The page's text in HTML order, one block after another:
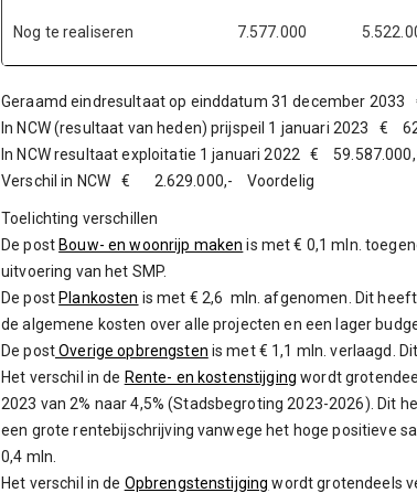
Nog te realiseren 7.577.000
Geraamd eindresultaat op einddatum 31 december
In NCW (resultaat van heden) prijspeil 1 januari 2023 €
In NCW resultaat exploitatie 1 januari 2022 €
Verschil in NCW € 2.629.000,- Voordelig
Toelichting verschillen
De post Bouw- en woonrijp maken is met € 0,1 mln.
uitvoering van het SMP.
De post Plankosten is met € 2,6 mln. afgenomen. Dit
de algemene kosten over alle projecten en een lager
De postOverige opbrengsten is met € 1,1 mln. verlaagd.
Het verschil in de Rente- en kostenstijging wordt
2023 van 2% naar 4,5% (Stadsbegroting 2023-2026). Dit
een grote rentebijschrijving vanwege het hoge positieve
0,4 mln.
Het verschil in de Opbrengstenstijging wordt grotendeels